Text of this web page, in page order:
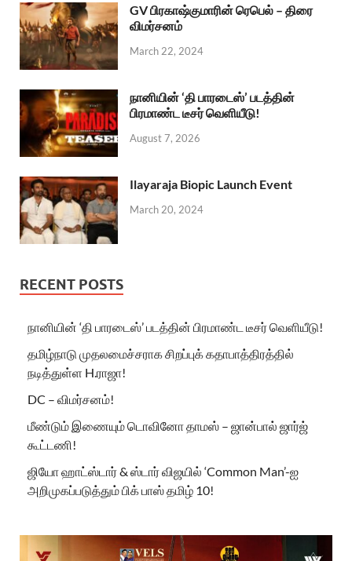
GV பிரகாஷ்குமாரின் ரெபெல் – திரை
விமர்சனம்
March 22, 2024
நானியின் ‘தி பாரடைஸ்’ படத்தின்
பிரமாண்ட டீசர் வெளியீடு!
August 7, 2026
Ilayaraja Biopic Launch Event
March 20, 2024
RECENT POSTS
நானியின் ‘தி பாரடைஸ்’ படத்தின் பிரமாண்ட டீசர் வெளியீடு!
தமிழ்நாடு முதலமைச்சராக சிறப்புக் கதாபாத்திரத்தில்
நடித்துள்ள H.ராஜா!
DC – விமர்சனம்!
மீண்டும் இணையும் டொவினோ தாமஸ் – ஜான்பால் ஜார்ஜ்
கூட்டணி!
ஜியோ ஹாட்ஸ்டார் & ஸ்டார் விஜயில் ‘Common Man’-ஐ
அறிமுகப்படுத்தும் பிக் பாஸ் தமிழ் 10!